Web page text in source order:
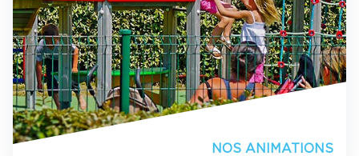
NOS ANIMATIONS